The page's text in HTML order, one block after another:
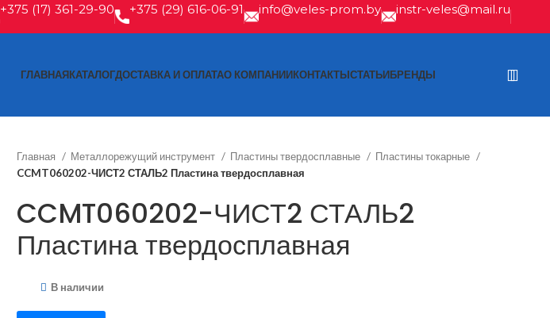
+375 (17) 361-29-90 +375 (29) 616-06-91 info@veles-prom.by instr-veles@mail.ru
ГЛАВНАЯКАТАЛОГДОСТАВКА И ОПЛАТАО КОМПАНИИКОНТАКТЫСТАТЬИБРЕНДЫ
Главная Металлорежущий инструмент Пластины твердосплавные
Пластины токарные
CCMT060202-ЧИСТ2 СТАЛЬ2 Пластина твердосплавная
CCMT060202-ЧИСТ2 СТАЛЬ2
Пластина твердосплавная
В наличии